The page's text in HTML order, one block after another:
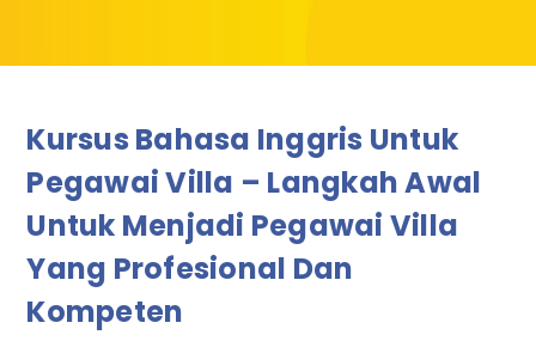
Kursus Bahasa Inggris Untuk
Pegawai Villa – Langkah Awal
Untuk Menjadi Pegawai Villa
Yang Profesional Dan
Kompeten